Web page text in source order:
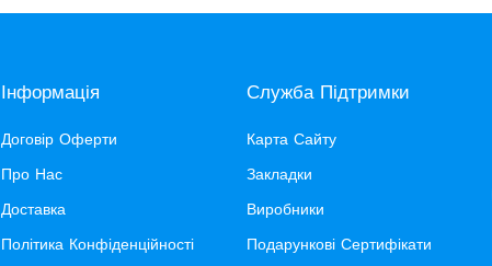
Інформація
Договір Оферти
Про Нас
Доставка
Політика Конфіденційності
Служба Підтримки
Карта Сайту
Закладки
Виробники
Подарункові Сертифікати